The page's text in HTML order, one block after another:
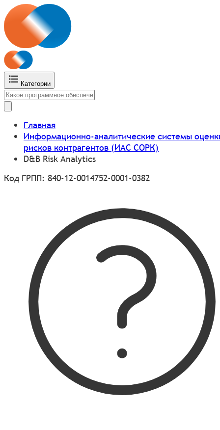
Категории
Главная
Информационно-аналитические системы
рисков контрагентов (ИАС СОРК)
D&B Risk Analytics
Код ГРПП: 840-12-0014752-0001-0382